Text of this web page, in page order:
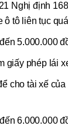
Nghị định
ô tô liên tục
5.000.000
giấy phép lái
cho tài xế
6.000.000